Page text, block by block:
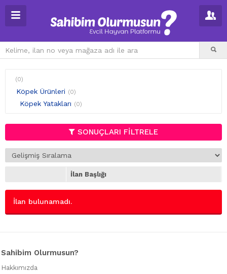
(0)
Köpek Ürünleri (0)
Köpek Yatakları (0)
SONUÇLARI FİLTRELE
İlan Başlığı
İlan bulunamadı.
Sahibim Olurmusun?
Hakkımızda